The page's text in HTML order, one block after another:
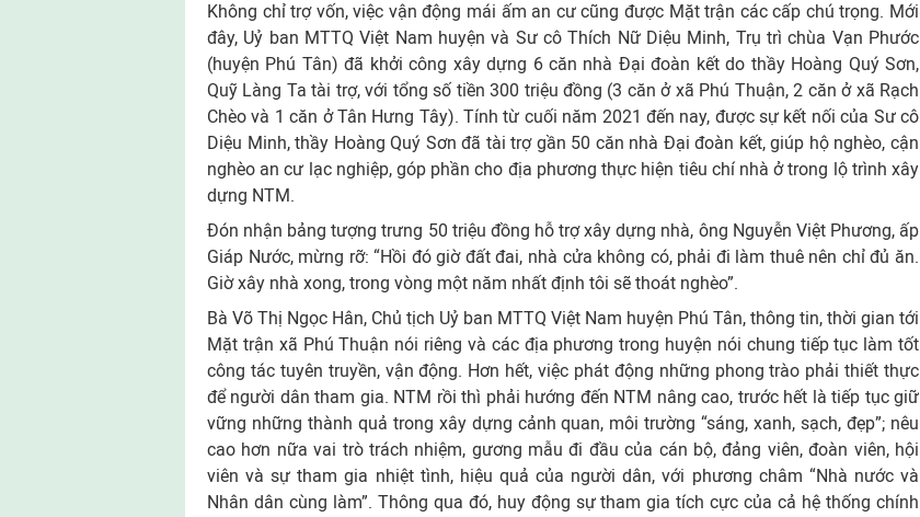
Không chỉ trợ vốn, việc vận động mái ấm an cư cũng được Mặt trận các cấp chú trọng. Mới
đây, Uỷ ban MTTQ Việt Nam huyện và Sư cô Thích Nữ Diệu Minh, Trụ trì chùa Vạn Phước
(huyện Phú Tân) đã khởi công xây dựng 6 căn nhà Ðại đoàn kết do thầy Hoàng Quý Sơn,
Quỹ Làng Ta tài trợ, với tổng số tiền 300 triệu đồng (3 căn ở xã Phú Thuận, 2 căn ở xã Rạch
Chèo và 1 căn ở Tân Hưng Tây). Tính từ cuối năm 2021 đến nay, được sự kết nối của Sư cô
Diệu Minh, thầy Hoàng Quý Sơn đã tài trợ gần 50 căn nhà Ðại đoàn kết, giúp hộ nghèo, cận
nghèo an cư lạc nghiệp, góp phần cho địa phương thực hiện tiêu chí nhà ở trong lộ trình xây
dựng NTM.
Ðón nhận bảng tượng trưng 50 triệu đồng hỗ trợ xây dựng nhà, ông Nguyễn Việt Phương, ấp
Giáp Nước, mừng rỡ: “Hồi đó giờ đất đai, nhà cửa không có, phải đi làm thuê nên chỉ đủ ăn.
Giờ xây nhà xong, trong vòng một năm nhất định tôi sẽ thoát nghèo”.
Bà Võ Thị Ngọc Hân, Chủ tịch Uỷ ban MTTQ Việt Nam huyện Phú Tân, thông tin, thời gian tới
Mặt trận xã Phú Thuận nói riêng và các địa phương trong huyện nói chung tiếp tục làm tốt
công tác tuyên truyền, vận động. Hơn hết, việc phát động những phong trào phải thiết thực
để người dân tham gia. NTM rồi thì phải hướng đến NTM nâng cao, trước hết là tiếp tục giữ
vững những thành quả trong xây dựng cảnh quan, môi trường “sáng, xanh, sạch, đẹp”; nêu
cao hơn nữa vai trò trách nhiệm, gương mẫu đi đầu của cán bộ, đảng viên, đoàn viên, hội
viên và sự tham gia nhiệt tình, hiệu quả của người dân, với phương châm “Nhà nước và
Nhân dân cùng làm”. Thông qua đó, huy động sự tham gia tích cực của cả hệ thống chính